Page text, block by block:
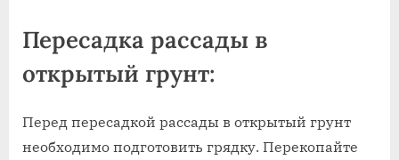
Пересадка рассады в
открытый грунт:
Перед пересадкой рассады в открытый грунт
необходимо подготовить грядку. Перекопайте